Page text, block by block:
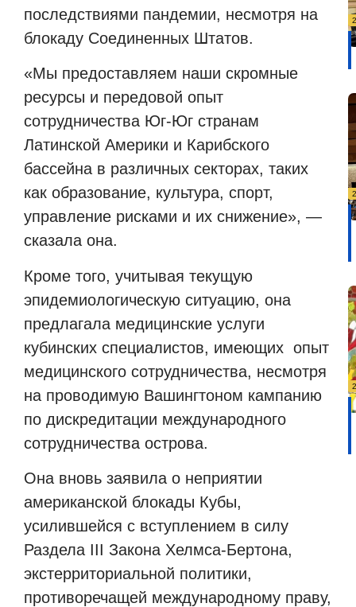
последствиями пандемии, несмотря на
блокаду Соединенных Штатов.
«Мы предоставляем наши скромные
ресурсы и передовой опыт
сотрудничества Юг-Юг странам
Латинской Америки и Карибского
бассейна в различных секторах, таких
как образование, культура, спорт,
управление рисками и их снижение», —
сказала она.
Кроме того, учитывая текущую
эпидемиологическую ситуацию, она
предлагала медицинские услуги
кубинских специалистов, имеющих опыт
медицинского сотрудничества, несмотря
на проводимую Вашингтоном кампанию
по дискредитации международного
сотрудничества острова.
Она вновь заявила о неприятии
американской блокады Кубы,
усилившейся с вступлением в силу
Раздела III Закона Хелмса-Бертона,
экстерриториальной политики,
противоречащей международному праву,